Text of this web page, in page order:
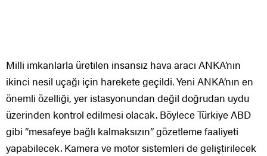
Milli imkanlarla üretilen insansız hava aracı ANKA’nın
ikinci nesil uçağı için harekete geçildi. Yeni ANKA’nın en
önemli özelliği, yer istasyonundan değil doğrudan uydu
üzerinden kontrol edilmesi olacak. Böylece Türkiye ABD
gibi “mesafeye bağlı kalmaksızın” gözetleme faaliyeti
yapabilecek. Kamera ve motor sistemleri de geliştirilecek